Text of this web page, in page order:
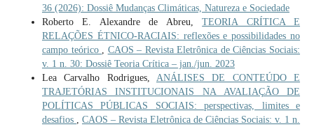
36 (2026): Dossiê Mudanças Climáticas, Natureza e Sociedade
Roberto E. Alexandre de Abreu,TEORIA CRÍTICA E
RELAÇÕES ÉTNICO-RACIAIS: reflexões e possibilidades no
campo teórico
CAOS – Revista Eletrônica de Ciências Sociais:
v. 1 n. 30: Dossiê Teoria Crítica – jan./jun. 2023
Lea Carvalho Rodrigues, ANÁLISES DE CONTEÚDO E
TRAJETÓRIAS INSTITUCIONAIS NA AVALIAÇÃO DE
POLÍTICAS PÚBLICAS SOCIAIS: perspectivas, limites e
desafios
CAOS – Revista Eletrônica de Ciências Sociais: v. 1 n.